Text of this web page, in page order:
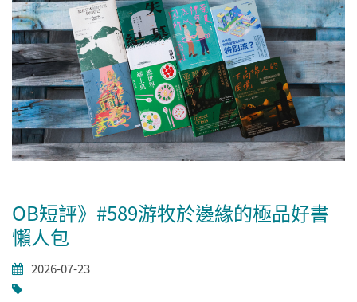
OB短評》#589游牧於邊緣的極品好書
懶人包
2026-07-23